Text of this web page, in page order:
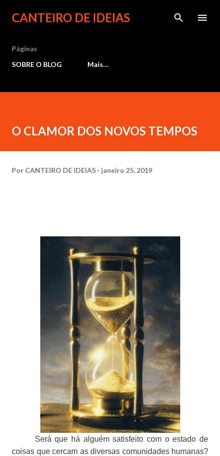
Pular para o conteúdo principal
CANTEIRO DE IDEIAS
Páginas
SOBRE O BLOG
Mais…
O CLAMOR DOS NOVOS TEMPOS
Por CANTEIRO DE IDEIAS janeiro 25, 2019
Será que há alguém satisfeito com o estado de
coisas que cercam as diversas comunidades humanas?